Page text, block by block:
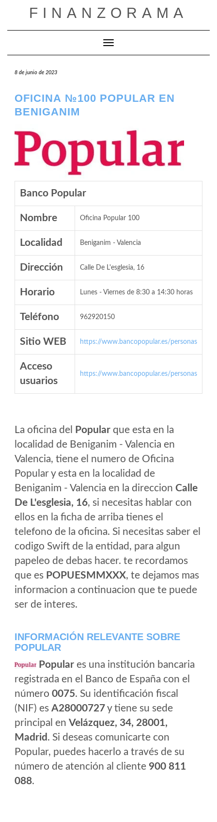
FINANZORAMA
Cambiar modo de navegación
8 de junio de 2023
OFICINA №100 POPULAR EN
BENIGANIM
Banco Popular
Nombre Oficina Popular 100
Localidad Beniganim - Valencia
Dirección Calle De L'esglesia, 16
Horario Lunes - Viernes de 8:30 a 14:30 horas
Teléfono 962920150
Sitio WEB https://www.bancopopular.es/personas
Acceso
usuarios
https://www.bancopopular.es/personas
La oficina del Popular que esta en la
localidad de Beniganim - Valencia en
Valencia, tiene el numero de Oficina
Popular y esta en la localidad de
Beniganim - Valencia en la direccion Calle
De L'esglesia, 16, si necesitas hablar con
ellos en la ficha de arriba tienes el
telefono de la oficina. Si necesitas saber el
codigo Swift de la entidad, para algun
papeleo de debas hacer. te recordamos
que es POPUESMMXXX, te dejamos mas
informacion a continuacion que te puede
ser de interes.
INFORMACIÓN RELEVANTE SOBRE
POPULAR
Popular es una institución bancaria
registrada en el Banco de España con el
número 0075. Su identificación fiscal
(NIF) es A28000727y tiene su sede
principal en Velázquez, 34, 28001,
Madrid . Si deseas comunicarte con
Popular, puedes hacerlo a través de su
número de atención al cliente 900 811
088.